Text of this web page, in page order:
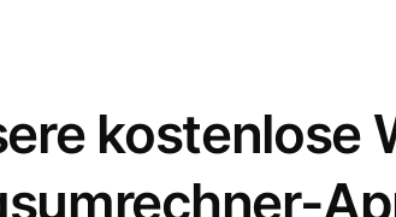
kostenlose